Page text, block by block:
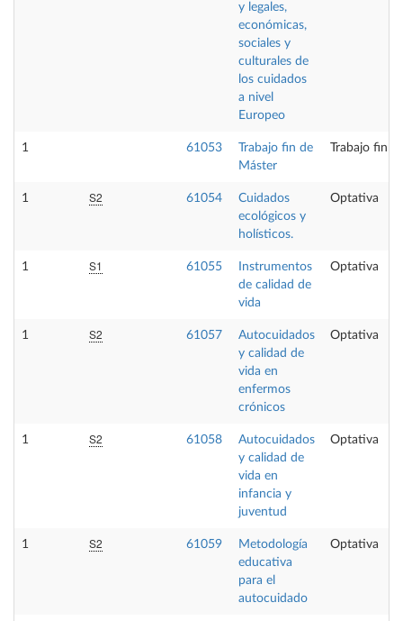
y legales,
económicas,
sociales y
culturales de
los cuidados
a nivel
Europeo
1 61053
Trabajo fin de
Máster
Trabajo fin
1 S2 61054
Cuidados
ecológicos y
holísticos.
Optativa
1 S1 61055
Instrumentos
de calidad de
vida
Optativa
1 S2 61057
Autocuidados
y calidad de
vida en
enfermos
crónicos
Optativa
1 S2 61058
Autocuidados
y calidad de
vida en
infancia y
juventud
Optativa
1 S2 61059
Metodología
educativa
para el
autocuidado
Optativa